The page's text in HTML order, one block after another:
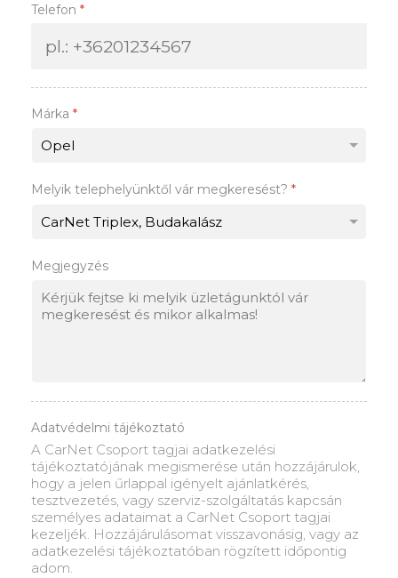
Telefon *
Márka *
Melyik telephelyünktől vár megkeresést? *
Megjegyzés
Adatvédelmi tájékoztató
A CarNet Csoport tagjai adatkezelési
tájékoztatójának megismerése után hozzájárulok,
hogy a jelen űrlappal igényelt ajánlatkérés,
tesztvezetés, vagy szerviz-szolgáltatás kapcsán
személyes adataimat a CarNet Csoport tagjai
kezeljék. Hozzájárulásomat visszavonásig, vagy az
adatkezelési tájékoztatóban rögzített időpontig
adom.